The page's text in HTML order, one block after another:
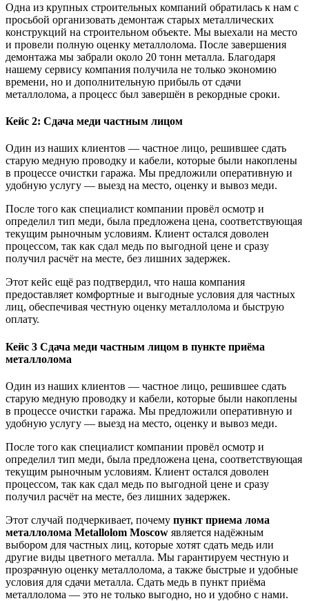
Одна из крупных строительных компаний обратилась к нам с
просьбой организовать демонтаж старых металлических
конструкций на строительном объекте. Мы выехали на место
и провели полную оценку металлолома. После завершения
демонтажа мы забрали около 20 тонн металла. Благодаря
нашему сервису компания получила не только экономию
времени, но и дополнительную прибыль от сдачи
металлолома, а процесс был завершён в рекордные сроки.
Кейс 2: Сдача меди частным лицом
Один из наших клиентов — частное лицо, решившее сдать
старую медную проводку и кабели, которые были накоплены
в процессе очистки гаража. Мы предложили оперативную и
удобную услугу — выезд на место, оценку и вывоз меди.
После того как специалист компании провёл осмотр и
определил тип меди, была предложена цена, соответствующая
текущим рыночным условиям. Клиент остался доволен
процессом, так как сдал медь по выгодной цене и сразу
получил расчёт на месте, без лишних задержек.
Этот кейс ещё раз подтвердил, что наша компания
предоставляет комфортные и выгодные условия для частных
лиц, обеспечивая честную оценку металлолома и быструю
оплату.
Кейс 3 Сдача меди частным лицом в пункте приёма
металлолома
Один из наших клиентов — частное лицо, решившее сдать
старую медную проводку и кабели, которые были накоплены
в процессе очистки гаража. Мы предложили оперативную и
удобную услугу — выезд на место, оценку и вывоз меди.
После того как специалист компании провёл осмотр и
определил тип меди, была предложена цена, соответствующая
текущим рыночным условиям. Клиент остался доволен
процессом, так как сдал медь по выгодной цене и сразу
получил расчёт на месте, без лишних задержек.
Этот случай подчеркивает, почему пункт приема лома
металлолома Metallolom Moscow является надёжным
выбором для частных лиц, которые хотят сдать медь или
другие виды цветного металла. Мы гарантируем честную и
прозрачную оценку металлолома, а также быстрые и удобные
условия для сдачи металла. Сдать медь в пункт приёма
металлолома — это не только выгодно, но и удобно с нами.